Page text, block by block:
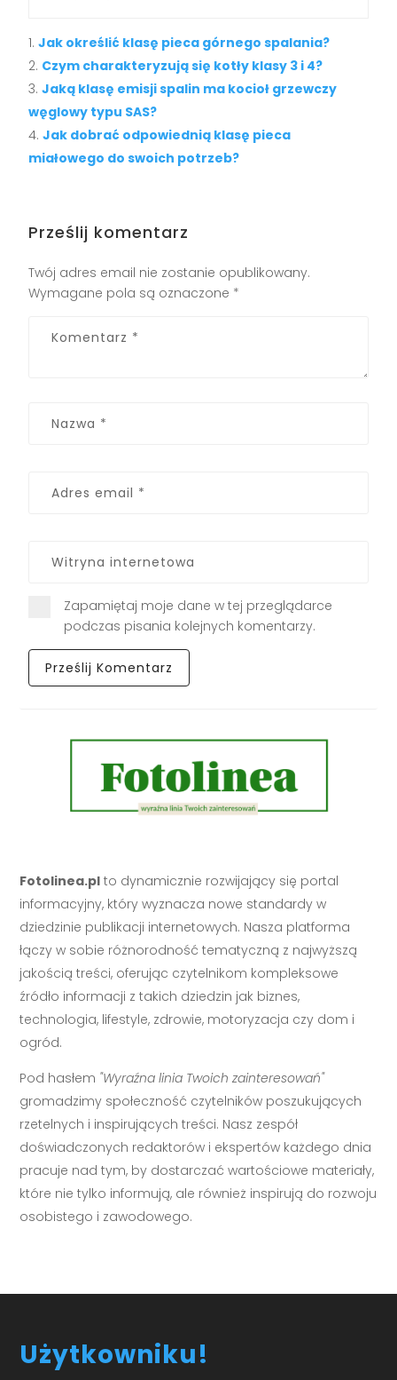
Jak określić klasę pieca górnego spalania?
Czym charakteryzują się kotły klasy 3 i 4?
Jaką klasę emisji spalin ma kocioł grzewczy
węglowy typu SAS?
Jak dobrać odpowiednią klasę pieca
miałowego do swoich potrzeb?
Prześlij komentarz
Twój adres email nie zostanie opublikowany.
Wymagane pola są oznaczone *
Zapamiętaj moje dane w tej przeglądarce
podczas pisania kolejnych komentarzy.
Fotolinea.pl to dynamicznie rozwijający się portal
informacyjny, który wyznacza nowe standardy w
dziedzinie publikacji internetowych. Nasza platforma
łączy w sobie różnorodność tematyczną z najwyższą
jakością treści, oferując czytelnikom kompleksowe
źródło informacji z takich dziedzin jak biznes,
technologia, lifestyle, zdrowie, motoryzacja czy dom i
ogród.
Pod hasłem "Wyraźna linia Twoich zainteresowań"
gromadzimy społeczność czytelników poszukujących
rzetelnych i inspirujących treści. Nasz zespół
doświadczonych redaktorów i ekspertów każdego dnia
pracuje nad tym, by dostarczać wartościowe materiały,
które nie tylko informują, ale również inspirują do rozwoju
osobistego i zawodowego.
Użytkowniku!